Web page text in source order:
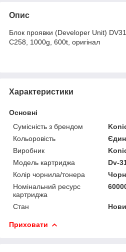
Опис
Блок проявки (Developer Unit)
C258, 1000g, 600t, оригінал
Характеристики
Основні
Сумісність з брендом
Кольоровість
Виробник
Модель картриджа
Dv-
Колір чорнила/тонера
Номінальний ресурс
картриджа
Стан
Приховати